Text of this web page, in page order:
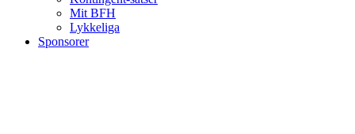
Mit BFH
Lykkeliga
Sponsorer